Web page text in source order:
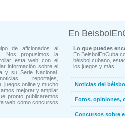
de aficionados al
Nos propusimos la
esta web con el
información sobre el
y su Serie Nacional.
reportajes,
juegos online y mucho
mejorar y ampliar
pronto publicaremos
web como concursos
En
Lo que puedes
En
béisbol cubano,
los juegos y más...
Noticias del
Foros, opiniones,
Concursos sobre